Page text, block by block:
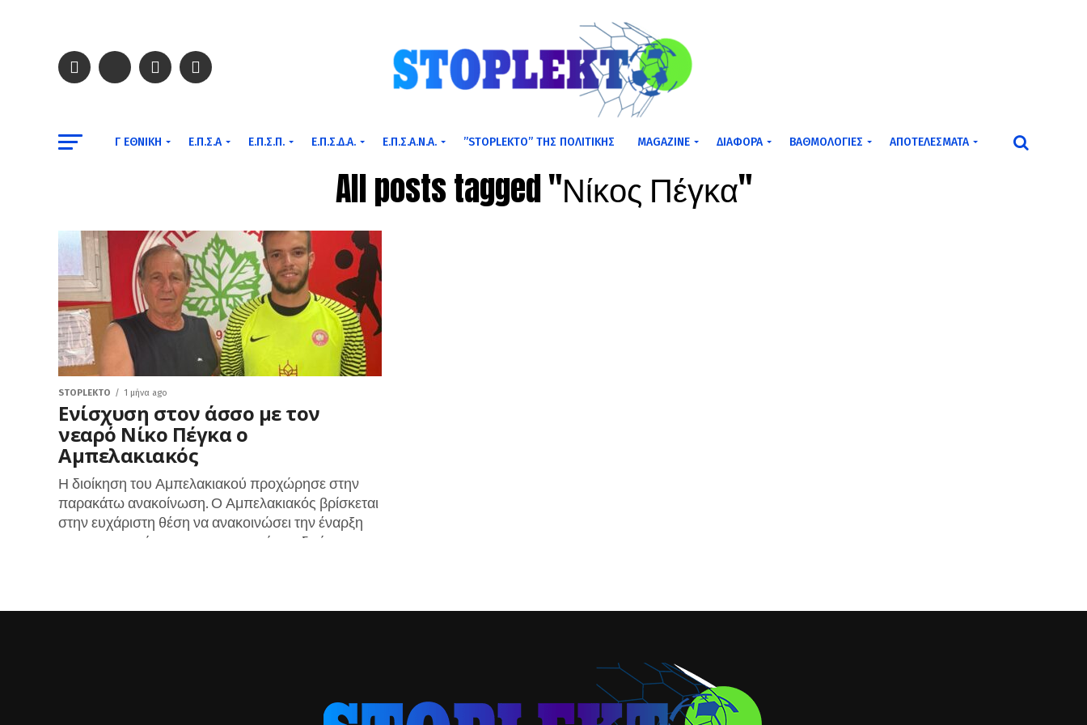
Γ ΕΘΝΙΚΉ Ε.Π.Σ.Α Ε.Π.Σ.Π. Ε.Π.Σ.Δ.Α. Ε.Π.Σ.Α.Ν.Α. ”STOPLEKTO” ΤΗΣ ΠΟΛΙΤΙΚΗΣ MAGAZINE ΔΙΆΦΟΡΑ ΒΑΘΜΟΛΟΓΊΕΣ ΑΠΟΤΕΛΈΣΜΑΤΑ
All posts tagged "Νίκος Πέγκα"
STOPLEKTO 1 μήνα ago
Ενίσχυση στον άσσο με τον
νεαρό Νίκο Πέγκα ο
Αμπελακιακός
Η διοίκηση του Αμπελακιακού προχώρησε στην
παρακάτω ανακοίνωση. Ο Αμπελακιακός βρίσκεται
στην ευχάριστη θέση να ανακοινώσει την έναρξη
της συνεργασίας του με τον νεαρό και ιδιαίτερα...